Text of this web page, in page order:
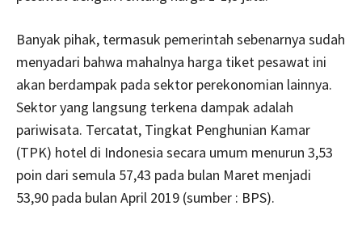
Banyak pihak, termasuk pemerintah sebenarnya sudah
menyadari bahwa mahalnya harga tiket pesawat ini
akan berdampak pada sektor perekonomian lainnya.
Sektor yang langsung terkena dampak adalah
pariwisata. Tercatat, Tingkat Penghunian Kamar
(TPK) hotel di Indonesia secara umum menurun 3,53
poin dari semula 57,43 pada bulan Maret menjadi
53,90 pada bulan April 2019 (sumber : BPS).